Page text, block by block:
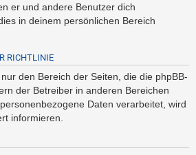
er und andere Benutzer dich
in deinem persönlichen Bereich
RICHTLINIE
den Bereich der Seiten, die die phpBB-
der Betreiber in anderen Bereichen
Daten verarbeitet, wird
informieren.